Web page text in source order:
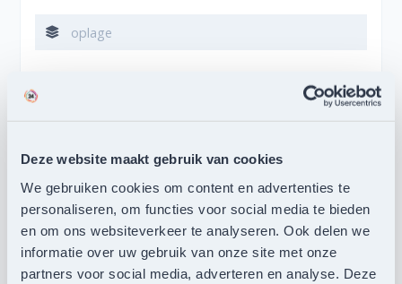
Deze website maakt gebruik van cookies
We gebruiken cookies om content en advertenties te
personaliseren, om functies voor social media te bieden
en om ons websiteverkeer te analyseren. Ook delen we
informatie over uw gebruik van onze site met onze
partners voor social media, adverteren en analyse. Deze